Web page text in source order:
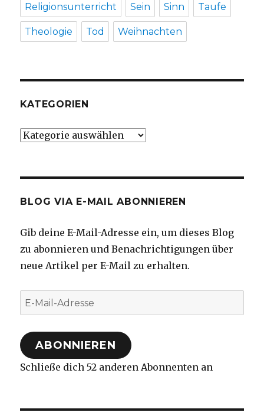
Religionsunterricht Sein Sinn Taufe
Theologie Tod Weihnachten
KATEGORIEN
Kategorien
BLOG VIA E-MAIL ABONNIEREN
Gib deine E-Mail-Adresse ein, um dieses Blog
zu abonnieren und Benachrichtigungen über
neue Artikel per E-Mail zu erhalten.
E-
Mail-
Adresse
ABONNIEREN
Schließe dich 52 anderen Abonnenten an